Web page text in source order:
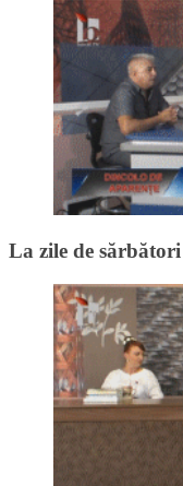
La zile de sărbători